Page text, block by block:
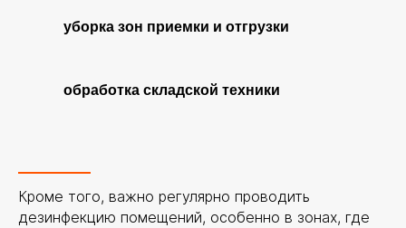
уборка зон приемки и отгрузки
обработка складской техники
Кроме того, важно регулярно проводить
дезинфекцию помещений, особенно в зонах, где